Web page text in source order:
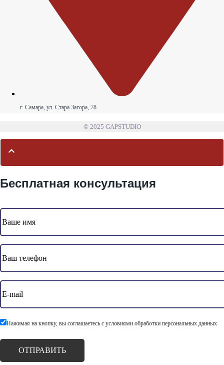
г. Самара, ул. Стара Загора, 78
© 2025 GAPSTUDIO
Бесплатная консультация
Нажимая на кнопку, вы соглашаетесь с условиями обработки персональных данных